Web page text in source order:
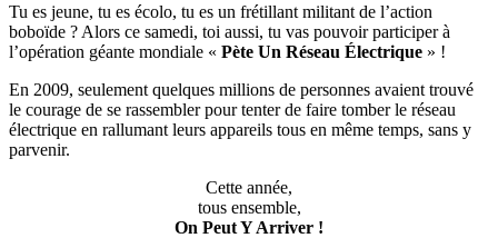
Tu es jeune, tu es écolo, tu es un frétillant militant de l’action
boboïde ? Alors ce samedi, toi aussi, tu vas pouvoir participer à
l’opération géante mondiale « Pète Un Réseau Électrique » !
En 2009, seulement quelques millions de personnes avaient trouvé
le courage de se rassembler pour tenter de faire tomber le réseau
électrique en rallumant leurs appareils tous en même temps, sans y
parvenir.
Cette année,
tous ensemble,
On Peut Y Arriver !